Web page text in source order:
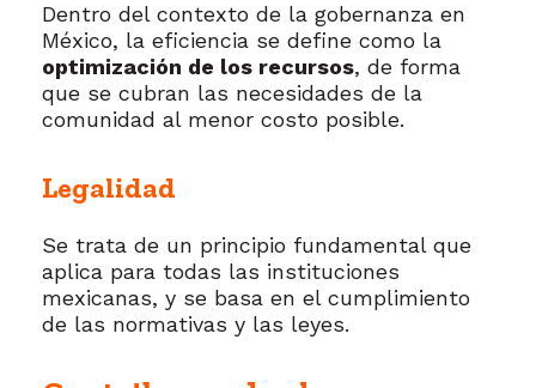
Dentro del contexto de la gobernanza en
México, la eficiencia se define como la
optimización de los recursos, de forma
que se cubran las necesidades de la
comunidad al menor costo posible.
Legalidad
Se trata de un principio fundamental que
aplica para todas las instituciones
mexicanas, y se basa en el cumplimiento
de las normativas y las leyes.